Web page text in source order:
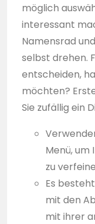
möglich
interessant
Namensrad
selbst drehen.
entscheiden,
möchten?
Sie zufällig ein
Menü, um
zu
Es
mit den
mit ihrer